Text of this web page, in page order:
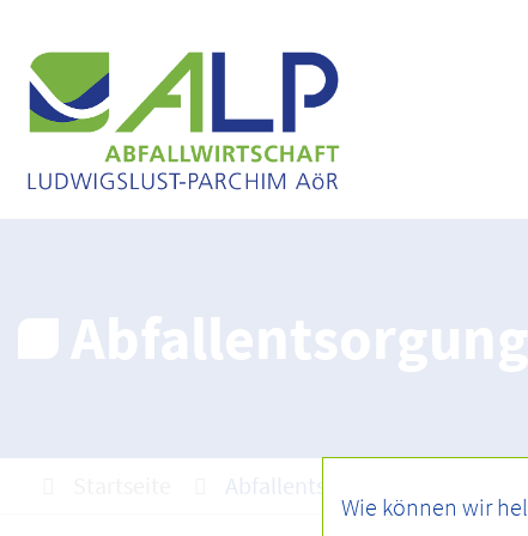
Abfallentsorgung
Abfallentsorgung